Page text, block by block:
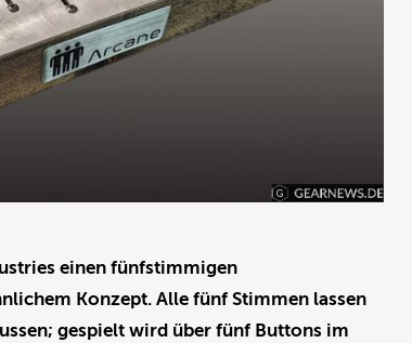
einen fünfstimmigen
Konzept. Alle fünf Stimmen lassen
gespielt wird über fünf Buttons im